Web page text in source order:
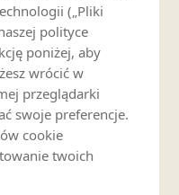
(„Pliki
polityce
poniżej, aby
wrócić w
przeglądarki
swoje preferencje.
cookie
twoich